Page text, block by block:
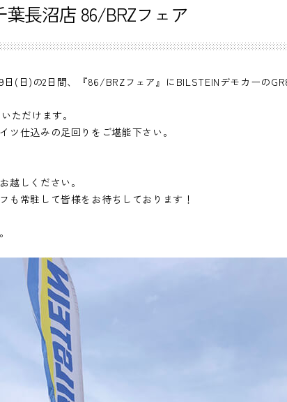
長沼店 86/BRZフェア
(日)の2日間、『86/BRZフェア』にBILSTEINデモカーの
ただけます。
仕込みの足回りをご堪能下さい。
越しください。
も常駐して皆様をお待ちしております！